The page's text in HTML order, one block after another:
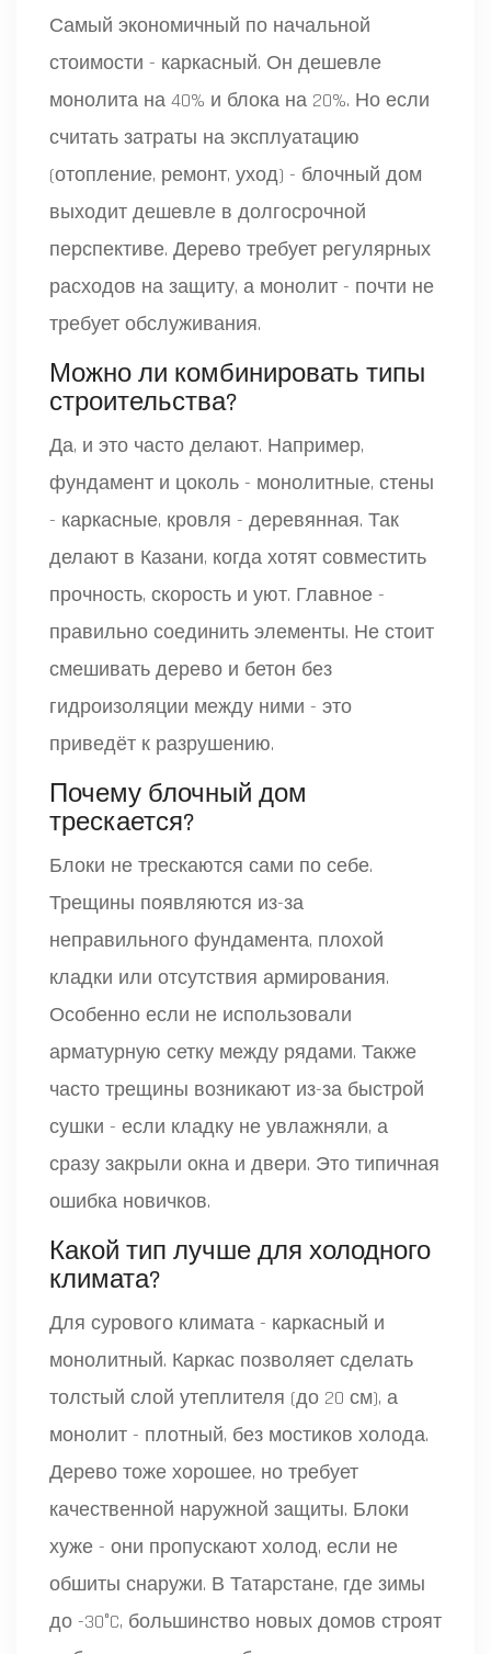
Самый экономичный по начальной
стоимости - каркасный. Он дешевле
монолита на 40% и блока на 20%. Но если
считать затраты на эксплуатацию
(отопление, ремонт, уход) - блочный дом
выходит дешевле в долгосрочной
перспективе. Дерево требует регулярных
расходов на защиту, а монолит - почти не
требует обслуживания.
Можно ли комбинировать типы
строительства?
Да, и это часто делают. Например,
фундамент и цоколь - монолитные, стены
- каркасные, кровля - деревянная. Так
делают в Казани, когда хотят совместить
прочность, скорость и уют. Главное -
правильно соединить элементы. Не стоит
смешивать дерево и бетон без
гидроизоляции между ними - это
приведёт к разрушению.
Почему блочный дом
трескается?
Блоки не трескаются сами по себе.
Трещины появляются из-за
неправильного фундамента, плохой
кладки или отсутствия армирования.
Особенно если не использовали
арматурную сетку между рядами. Также
часто трещины возникают из-за быстрой
сушки - если кладку не увлажняли, а
сразу закрыли окна и двери. Это типичная
ошибка новичков.
Какой тип лучше для холодного
климата?
Для сурового климата - каркасный и
монолитный. Каркас позволяет сделать
толстый слой утеплителя (до 20 см), а
монолит - плотный, без мостиков холода.
Дерево тоже хорошее, но требует
качественной наружной защиты. Блоки
хуже - они пропускают холод, если не
обшиты снаружи. В Татарстане, где зимы
до -30°C, большинство новых домов строят